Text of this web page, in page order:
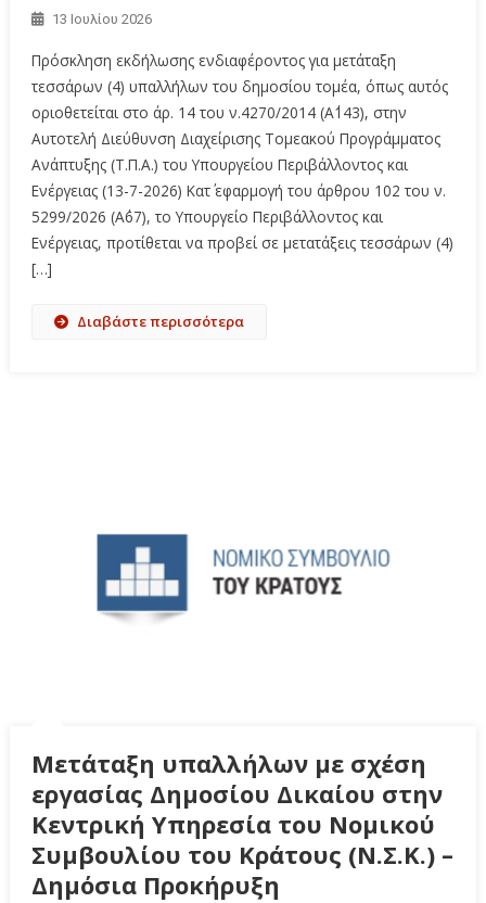
13 Ιουλίου 2026
Πρόσκληση εκδήλωσης ενδιαφέροντος για μετάταξη
τεσσάρων (4) υπαλλήλων του δημοσίου τομέα, όπως αυτός
οριοθετείται στο άρ. 14 του ν.4270/2014 (Α΄143), στην
Αυτοτελή Διεύθυνση Διαχείρισης Τομεακού Προγράμματος
Ανάπτυξης (Τ.Π.Α.) του Υπουργείου Περιβάλλοντος και
Ενέργειας (13-7-2026) Κατ΄ εφαρμογή του άρθρου 102 του ν.
5299/2026 (Α΄67), το Υπουργείο Περιβάλλοντος και
Ενέργειας, προτίθεται να προβεί σε μετατάξεις τεσσάρων (4)
[…]
Διαβάστε περισσότερα
Μετάταξη υπαλλήλων με σχέση
εργασίας Δημοσίου Δικαίου στην
Κεντρική Υπηρεσία του Νομικού
Συμβουλίου του Κράτους (Ν.Σ.Κ.) –
Δημόσια Προκήρυξη